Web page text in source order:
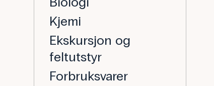
Kjemi
Ekskursjon og
feltutstyr
Forbruksvarer